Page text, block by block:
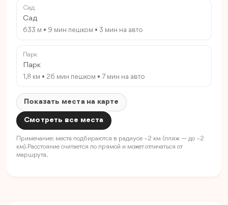
Сад
Сад
633 м • 9 мин пешком • 3 мин на авто
Парк
Парк
1,8 км • 26 мин пешком • 7 мин на авто
Показать места на карте
Смотреть все места
Примечание: места подбираются в радиусе ~2 км (пляж — до ~2
км). Расстояние считается по прямой и может отличаться от
маршрута.